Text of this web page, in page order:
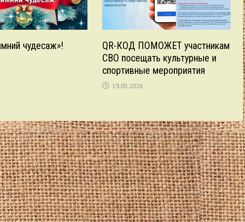
чудесаж»!
QR-КОД ПОМОЖЕТ участникам
СВО посещать культурные и
спортивные мероприятия
19.05.2026